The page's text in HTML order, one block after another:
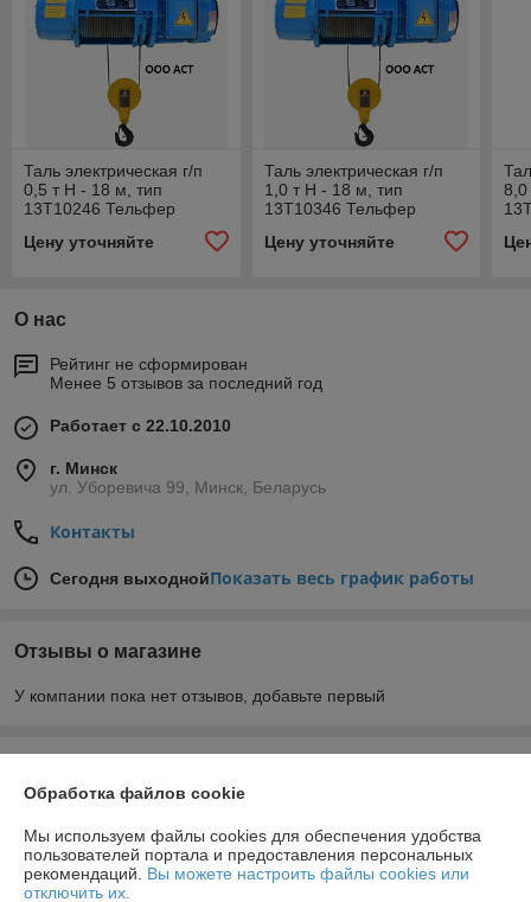
Таль электрическая г/п
0,5 т Н - 18 м, тип
13Т10246 Тельфер
Цену уточняйте
Таль электрическая г/п
1,0 т Н - 18 м, тип
13Т10346 Тельфер
Цену уточняйте
8,0
О нас
Рейтинг не сформирован
Менее 5 отзывов за последний год
Работает с 22.10.2010
г. Минск
ул. Уборевича 99, Минск, Беларусь
Контакты
Сегодня выходнойПоказать весь график работы
Отзывы о магазине
У компании пока нет отзывов, добавьте первый
Доставка и оплата
Обработка файлов cookie
Мы используем файлы cookies для обеспечения удобства
пользователей портала и предоставления персональных
рекомендаций. Вы можете настроить файлы cookies или
отключить их.